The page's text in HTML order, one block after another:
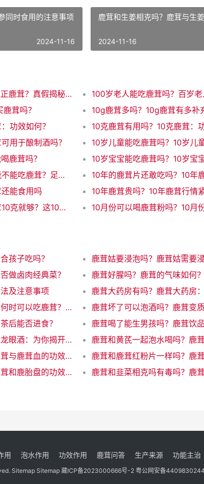
同时食用的注意事项
2024-11-16
鹿茸和生姜相克吗？鹿茸与生姜
2024-11-16
100%鹿茸是真的吗？100%纯正鹿茸？真假揭秘！
100岁老人能吃鹿茸吗？百岁
茸吗？
10g鹿茸多吗？10g鹿茸有多补
功效如何？
10克鹿茸有用吗？10克鹿茸：
用于酿制酒吗？
10岁儿童能吃鹿茸吗？10岁儿
鹿茸吗？
10岁能吃鹿茸吗？10岁孩子能不能吃鹿茸？足够安全吗？
能食用吗
10斤酒下10克鹿茸够吗？鹿茸10克就够？这10斤酒大开销！（31字）
10月份可以喝鹿茸粉吗？10月
孩子吃吗？
鹿茸姑要浸泡吗？鹿茸姑需要浸
做卤肉经典菜？
及注意事项
鹿茸大药房有吗？鹿茸大药房
鹿茸多大女性可以吃吗？女性何时可以吃鹿茸？了解年龄限制
鹿茸坏了可以泡酒吗？鹿茸变
后能否进食？
鹿茸和龙眼能泡酒吗？鹿茸与龙眼酒：为你揭开神秘配对的奇迹！
鹿茸和鹿茸血效果一样吗？鹿茸与鹿茸血的功效一样吗？
鹿茸和鹿胎盘功效一样吗？鹿茸和鹿胎盘的功效相似吗？
用 泡水作用 功效作用 鹿茸问答 生产来源 功能主治
Sitemap Sitemap 藏ICP备2023000666号-2 粤公网安备